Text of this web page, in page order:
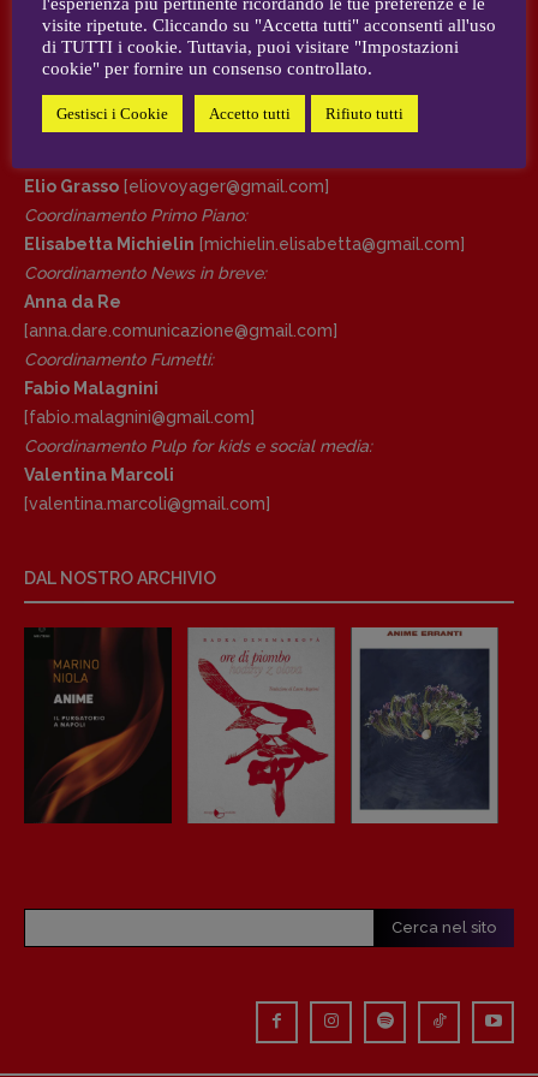
DIRETTRICE RESPONSABILE
Antonella Marrone
REDAZIONE
Anna da Re,Roberto Derobertis,Elio
Grasso,Fabio Malagnini,
Marcoli ,Elisabetta Michielin,Nicole
Spallina,Roberto Sturm,Tania Tonin
CONTATTI
Case editrici e coordinamento
recensioni:
Elio Grasso[eliovoyager@gmail.com]
Coordinamento Primo Piano
Elisabetta Michielin
Coordinamento News in breve:
[anna.dare.comunicazione@gmail.
Coordinamento Fumetti:
Fabio Malagnini
[fabio.malagnini@gmail.com]
Coordinamento Pulp for kids e social
Valentina Marcoli
[valentina.marcoli@gmail.com]
ARCHIVIO E AUTORI
AUTORI e COLLABORATORI
CONTATTI
Elio Grasso [eliovoyager@gmail.com]
Coordinamento Primo Piano:
Elisabetta Michielin [michielin.elisabetta@gmail.com]
Coordinamento News in breve:
Anna da Re
[anna.dare.comunicazione@gmail. com]
Coordinamento Fumetti:
Fabio Malagnini
[fabio.malagnini@gmail. com]
Coordinamento Pulp for kids e social media:
Valentina Marcoli
[valentina.marcoli@gmail. com]
DAL NOSTRO ARCHIVIO
Cerca nel sito
visite ripetute. Cliccando su "Accetta tutti" acconsenti all'uso
di TUTTI i cookie. Tuttavia, puoi visitare "Impostazioni
cookie" per fornire un consenso controllato.
Gestisci i Cookie Accetto tutti Rifiuto tutti